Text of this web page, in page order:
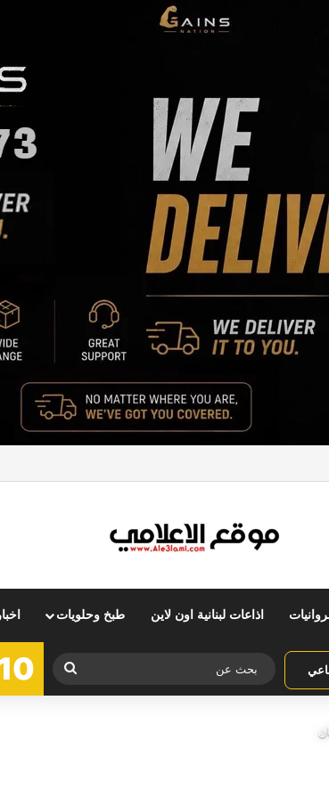
اذاعات لبنانية اون لاين طبخ وحلويات
بحث
عن